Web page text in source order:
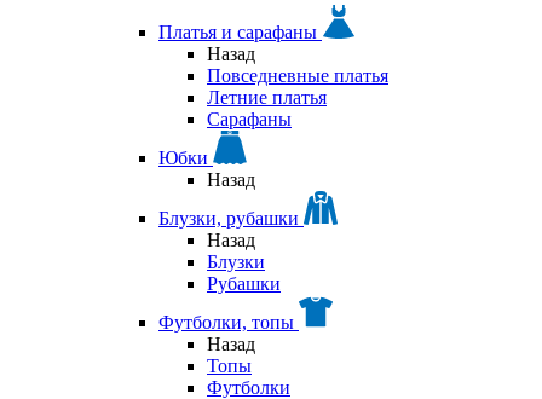
Платья и сарафаны
Назад
Повседневные платья
Летние платья
Сарафаны
Юбки
Назад
Блузки, рубашки
Назад
Блузки
Рубашки
Футболки, топы
Назад
Топы
Футболки